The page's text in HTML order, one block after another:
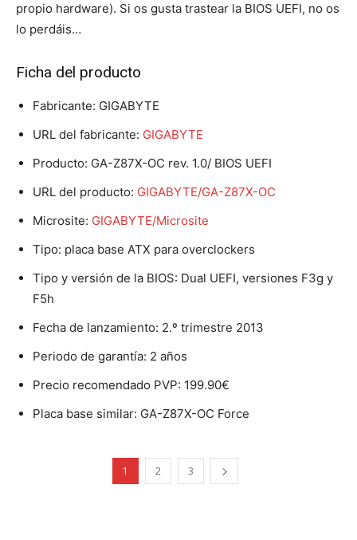
propio hardware). Si os gusta trastear la BIOS UEFI, no os
lo perdáis…
Ficha del producto
Fabricante: GIGABYTE
URL del fabricante: GIGABYTE
Producto: GA-Z87X-OC rev. 1.0/ BIOS UEFI
URL del producto: GIGABYTE/GA-Z87X-OC
Microsite: GIGABYTE/Microsite
Tipo: placa base ATX para overclockers
Tipo y versión de la BIOS: Dual UEFI, versiones F3g y
F5h
Fecha de lanzamiento: 2.º trimestre 2013
Periodo de garantía: 2 años
Precio recomendado PVP: 199.90€
Placa base similar: GA-Z87X-OC Force
1 2 3